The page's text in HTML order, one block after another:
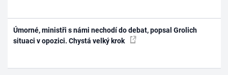
Úmorné, ministři s námi nechodí do debat, popsal Grolich
situaci v opozici. Chystá velký krok